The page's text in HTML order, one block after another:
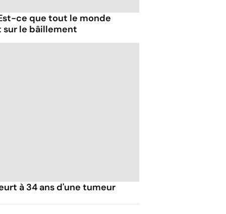
ce que tout le monde
sur le bâillement
à 34 ans d'une tumeur